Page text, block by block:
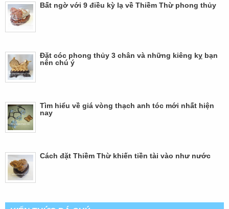
Bất ngờ với 9 điều kỳ lạ về Thiềm Thừ phong thủy
Đặt cóc phong thủy 3 chân và những kiêng kỵ bạn
nên chú ý
Tìm hiểu về giá vòng thạch anh tóc mới nhất hiện
nay
Cách đặt Thiềm Thừ khiến tiền tài vào như nước